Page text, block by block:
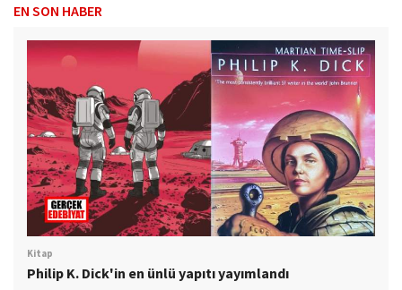
EN SON HABER
Kitap
Philip K. Dick'in en ünlü yapıtı yayımlandı